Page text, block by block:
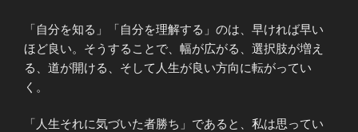
「自分を知る」「自分を理解する」のは、早ければ早い
ほど良い。そうすることで、幅が広がる、選択肢が増え
る、道が開ける、そして人生が良い方向に転がってい
く。
「人生それに気づいた者勝ち」であると、私は思ってい